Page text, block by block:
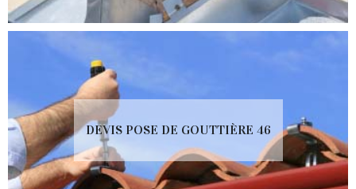
DEVIS POSE DE GOUTTIÈRE 46